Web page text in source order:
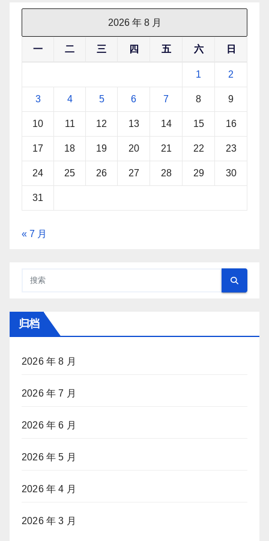
2026 年 8 月
一 二 三 四 五 六 日
1 2
3 4 5 6 7 8 9
10 11 12 13 14 15 16
17 18 19 20 21 22 23
24 25 26 27 28 29 30
31
« 7 月
归档
2026 年 8 月
2026 年 7 月
2026 年 6 月
2026 年 5 月
2026 年 4 月
2026 年 3 月